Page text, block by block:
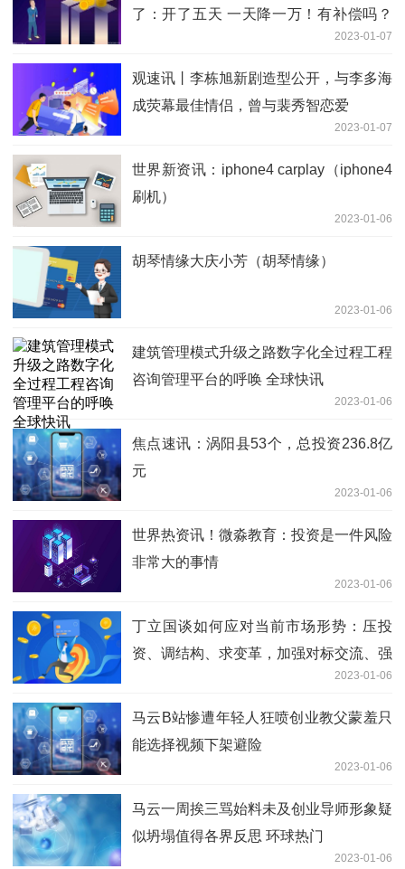
了：开了五天 一天降一万！有补偿吗？
2023-01-07
观速讯丨李栋旭新剧造型公开，与李多海
成荧幕最佳情侣，曾与裴秀智恋爱
2023-01-07
世界新资讯：iphone4 carplay（iphone4
刷机）
2023-01-06
胡琴情缘大庆小芳（胡琴情缘）
2023-01-06
建筑管理模式升级之路数字化全过程工程
咨询管理平台的呼唤 全球快讯
2023-01-06
焦点速讯：涡阳县53个，总投资236.8亿
元
2023-01-06
世界热资讯！微淼教育：投资是一件风险
非常大的事情
2023-01-06
丁立国谈如何应对当前市场形势：压投
资、调结构、求变革，加强对标交流、强
2023-01-06
马云B站惨遭年轻人狂喷创业教父蒙羞只
能选择视频下架避险
2023-01-06
马云一周挨三骂始料未及创业导师形象疑
似坍塌值得各界反思 环球热门
2023-01-06